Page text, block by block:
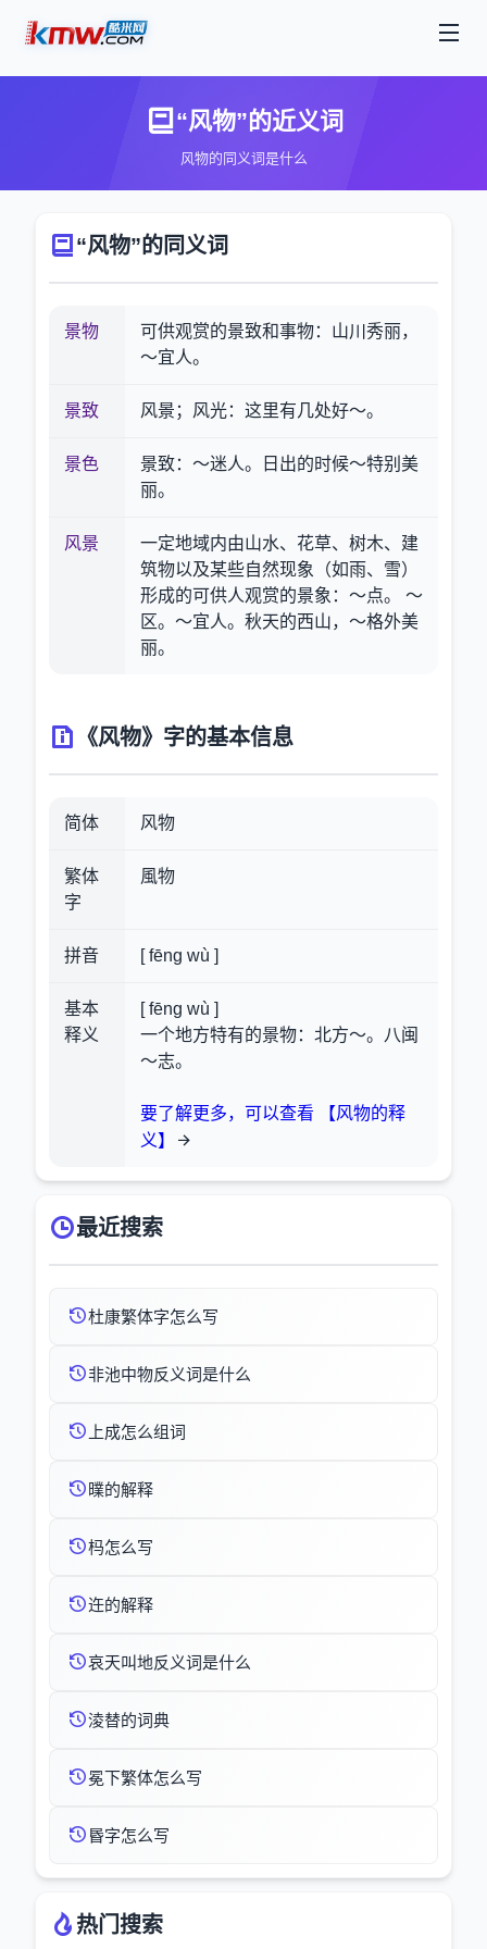
“风物”的近义词
风物的同义词是什么
“风物”的同义词
景物
可供观赏的景致和事物：山川秀丽，
～宜人。
景致 风景；风光：这里有几处好～。
景色
景致：～迷人。日出的时候～特别美
丽。
风景
一定地域内由山水、花草、树木、建
筑物以及某些自然现象（如雨、雪）
形成的可供人观赏的景象：～点。 ～
区。～宜人。秋天的西山，～格外美
丽。
《风物》字的基本信息
简体 风物
繁体
字
風物
拼音 [ fēng wù ]
基本
释义
[ fēng wù ]
一个地方特有的景物：北方～。八闽
～志。
要了解更多，可以查看 【风物的释
义】
最近搜索
杜康繁体字怎么写
非池中物反义词是什么
上成怎么组词
曗的解释
杩怎么写
迕的解释
哀天叫地反义词是什么
淩替的词典
冕下繁体怎么写
昬字怎么写
热门搜索